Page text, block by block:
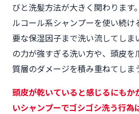
びと洗髪方法が大きく関わります
ルコール系シャンプーを使い続け
要な保湿因子まで洗い流してしま
の力が強すぎる洗い方や、頭皮を
質層のダメージを積み重ねてしま
頭皮が乾いていると感じるにもか
いシャンプーでゴシゴシ洗う行為